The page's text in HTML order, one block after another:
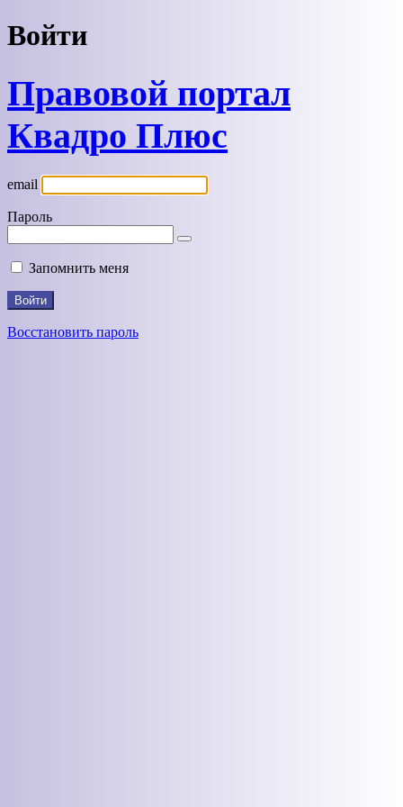
Войти
Правовой портал
Квадро Плюс
email
Пароль
Запомнить меня
Восстановить пароль